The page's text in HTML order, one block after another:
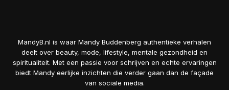
MandyB.nl is waar Mandy Buddenberg authentieke verhalen
deelt over beauty, mode, lifestyle, mentale gezondheid en
spiritualiteit. Met een passie voor schrijven en echte ervaringen
biedt Mandy eerlijke inzichten die verder gaan dan de façade
van sociale media.